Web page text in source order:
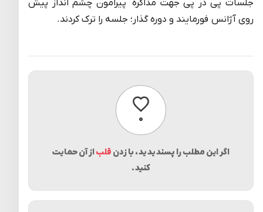
جلسات پی در پی جهت مذاکره پیرامون چشم انداز پیش
روی آژانس فورمایند و دوره گذار؛ جلسه را ترک کردند.
۰پسندیدن
اگر این مطلب را پسندیدید، با زدن قلباز آن حمایت
کنید.